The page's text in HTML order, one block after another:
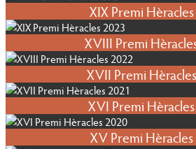
XIX Premi
XVIII Premi
XVII Premi
XVI Premi
XV Premi